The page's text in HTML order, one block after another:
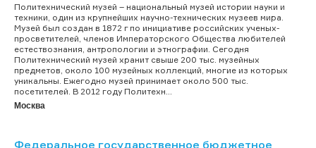
Политехнический музей – национальный музей истории науки и
техники, один из крупнейших научно-технических музеев мира.
Музей был создан в 1872 г по инициативе российских ученых-
просветителей, членов Императорского Общества любителей
естествознания, антропологии и этнографии. Сегодня
Политехнический музей хранит свыше 200 тыс. музейных
предметов, около 100 музейных коллекций, многие из которых
уникальны. Ежегодно музей принимает около 500 тыс.
посетителей. В 2012 году Политехн...
Москва
Федеральное государственное бюджетное